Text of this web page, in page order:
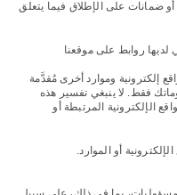
ضمانات على الإطلاق فيما يتعلق
لديها روابط على موقعنا
إلكترونية وموارد أخرى مُقدَّمة
فقط. لا ينبغي تفسير هذه
الإلكترونية المرتبطة أو
أو الموارد.